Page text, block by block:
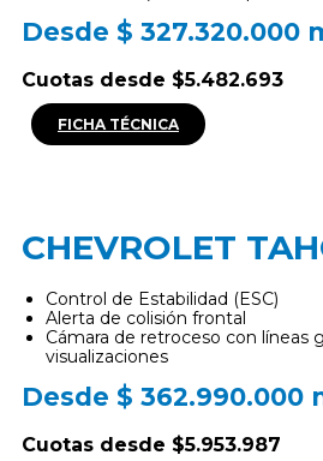
Desde $ 327.320.000
Cuotas desde $5.482.693
FICHA TÉCNICA
CHEVROLET
Control de Estabilidad (ESC)
Alerta de colisión frontal
Cámara de retroceso con líneas
visualizaciones
Desde $ 362.990.000
Cuotas desde $5.953.987